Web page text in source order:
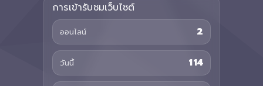
การเข้ารับชมเว็บไซต์
ออนไลน์ 2
วันนี้ 114